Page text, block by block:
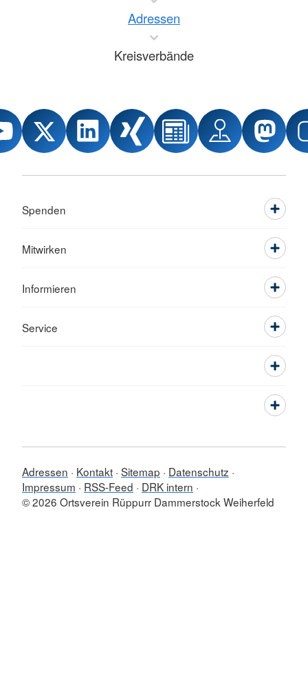
Adressen
Kreisverbände
Spenden
Mitwirken
Informieren
Service
Adressen Kontakt Sitemap
Datenschutz
Impressum
RSS-Feed
DRK intern
© 2026 Ortsverein Rüppurr Dammerstock Weiherfeld